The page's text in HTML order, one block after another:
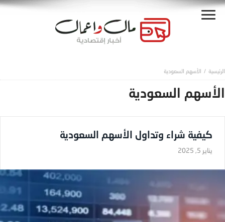
الأسهم السعودية
الأسهم السعودية
كيفية شراء وتداول الأسهم السعودية
يناير 5, 2025